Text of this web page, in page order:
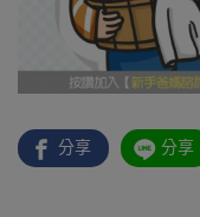
分享 分享